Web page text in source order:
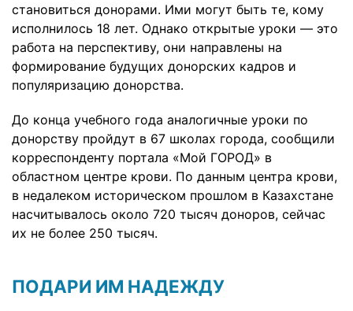
становиться донорами. Ими могут быть те, кому
исполнилось 18 лет. Однако открытые уроки — это
работа на перспективу, они направлены на
формирование будущих донорских кадров и
популяризацию донорства.
До конца учебного года аналогичные уроки по
донорству пройдут в 67 школах города, сообщили
корреспонденту портала «Мой ГОРОД» в
областном центре крови. По данным центра крови,
в недалеком историческом прошлом в Казахстане
насчитывалось около 720 тысяч доноров, сейчас
их не более 250 тысяч.
ПОДАРИ ИМ НАДЕЖДУ